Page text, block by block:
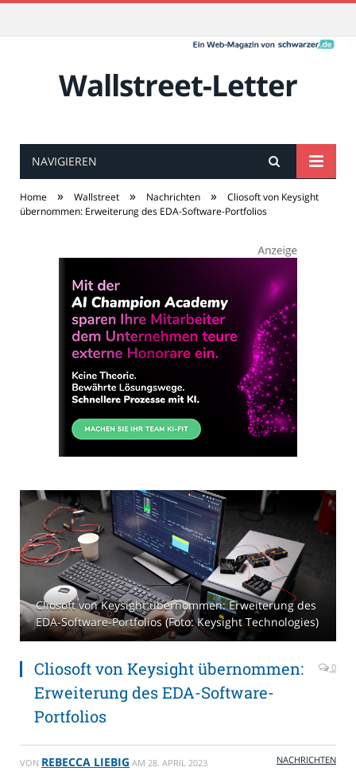
Wallstreet-Letter
NAVIGIEREN
Home » Wallstreet » Nachrichten »
Cliosoft von Keysight
übernommen: Erweiterung des EDA-Software-Portfolios
Cliosoft von Keysight übernommen: Erweiterung des
EDA-Software-Portfolios (Foto: Keysight Technologies)
Cliosoft von Keysight übernommen:
Erweiterung des EDA-Software-
Portfolios
0
VON REBECCA LIEBIG AM 28. APRIL 2023 NACHRICHTEN